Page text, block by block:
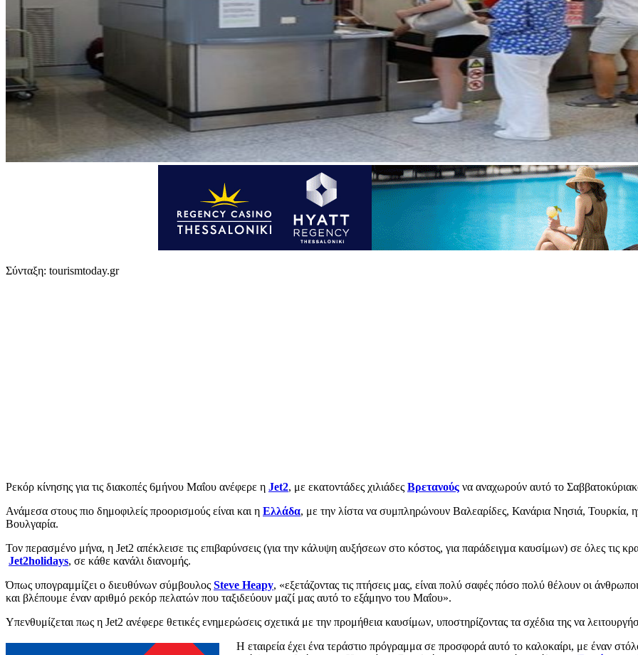
Σύνταξη: tourismtoday.gr
Ρεκόρ κίνησης για τις διακοπές 6μήνου Μαΐου ανέφερε η Jet2, με εκατοντάδες χιλιάδες Βρετανούς να αναχωρούν αυτό το
Ανάμεσα στους πιο δημοφιλείς προορισμούς είναι και η Ελλάδα, με την λίστα να συμπληρώνουν Βαλεαρίδες, Κανάρια Νησιά, Τουρκία,
Βουλγαρία.
Τον περασμένο μήνα, η Jet2 απέκλεισε τις επιβαρύνσεις (για την κάλυψη αυξήσεων στο κόστος, για παράδειγμα καυσίμων) σε όλες τις
Jet2holidays, σε κάθε κανάλι διανομής.
Όπως υπογραμμίζει ο διευθύνων σύμβουλος Steve Heapy, «εξετάζοντας τις πτήσεις μας, είναι πολύ σαφές πόσο πολύ θέλουν οι
και βλέπουμε έναν αριθμό ρεκόρ πελατών που ταξιδεύουν μαζί μας αυτό το εξάμηνο του Μαΐου».
Υπενθυμίζεται πως η Jet2 ανέφερε θετικές ενημερώσεις σχετικά με την προμήθεια καυσίμων, υποστηρίζοντας τα σχέδια της να
Η εταιρεία έχει ένα τεράστιο πρόγραμμα σε προσφορά αυτό το καλοκαίρι, με έναν